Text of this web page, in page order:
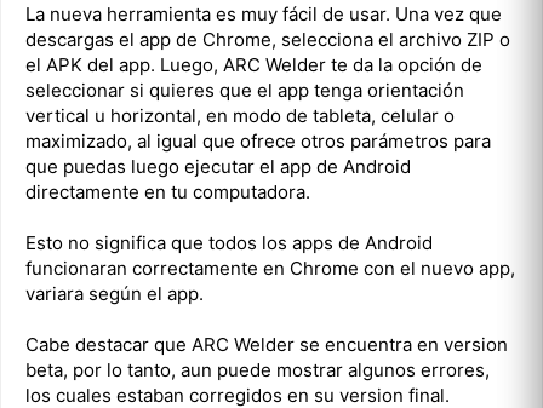
La nueva herramienta es muy fácil de usar. Una vez que
descargas el app de Chrome, selecciona el archivo ZIP o
el APK del app. Luego, ARC Welder te da la opción de
seleccionar si quieres que el app tenga orientación
vertical u horizontal, en modo de tableta, celular o
maximizado, al igual que ofrece otros parámetros para
que puedas luego ejecutar el app de Android
directamente en tu computadora.
Esto no significa que todos los apps de Android
funcionaran correctamente en Chrome con el nuevo app,
variara según el app.
Cabe destacar que ARC Welder se encuentra en version
beta, por lo tanto, aun puede mostrar algunos errores,
los cuales estaban corregidos en su version final.